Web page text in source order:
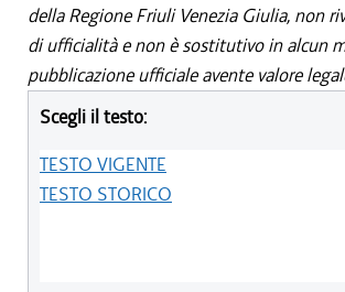
della Regione Friuli Venezia Giulia, non
di ufficialità e non è sostitutivo in alcun
pubblicazione ufficiale avente valore
Scegli il testo:
TESTO VIGENTE
TESTO STORICO